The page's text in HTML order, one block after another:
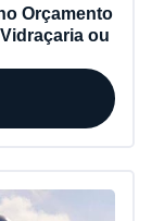
Orçamento
ou